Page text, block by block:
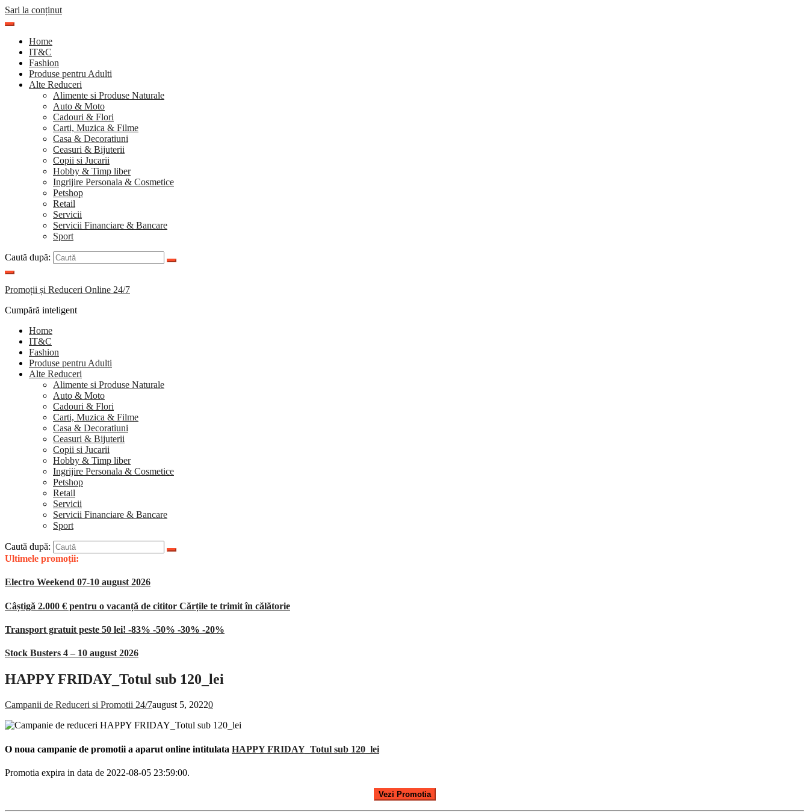
Sari la conținut
Home
IT&C
Fashion
Produse pentru Adulti
Alte Reduceri
Alimente si Produse Naturale
Auto & Moto
Cadouri & Flori
Carti, Muzica & Filme
Casa & Decoratiuni
Ceasuri & Bijuterii
Copii si Jucarii
Hobby & Timp liber
Ingrijire Personala & Cosmetice
Petshop
Retail
Servicii
Servicii Financiare & Bancare
Sport
Caută după:
Promoții și Reduceri Online 24/7
Cumpără inteligent
Home
IT&C
Fashion
Produse pentru Adulti
Alte Reduceri
Alimente si Produse Naturale
Auto & Moto
Cadouri & Flori
Carti, Muzica & Filme
Casa & Decoratiuni
Ceasuri & Bijuterii
Copii si Jucarii
Hobby & Timp liber
Ingrijire Personala & Cosmetice
Petshop
Retail
Servicii
Servicii Financiare & Bancare
Sport
Caută după:
Ultimele promoții:
Electro Weekend 07-10 august 2026
Câștigă 2.000 € pentru o vacanță de cititor Cărțile te trimit în călătorie
Transport gratuit peste 50 lei! -83% -50% -30% -20%
Stock Busters 4 – 10 august 2026
HAPPY FRIDAY_Totul sub 120_lei
Campanii de Reduceri si Promotii 24/7august 5, 20220
O noua campanie de promotii a aparut online intitulata HAPPY FRIDAY_Totul sub 120_lei
Promotia expira in data de 2022-08-05 23:59:00.
Vezi Promotia